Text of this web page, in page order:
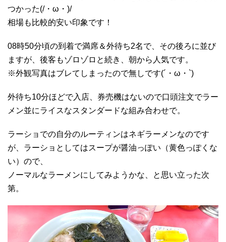
つかった(/・ω・)/
相場も比較的安い印象です！
08時50分頃の到着で満席＆外待ち2名で、その後ろに並び
ますが、後客もゾロゾロと続き、朝から人気です。
※外観写真はブレてしまったので無しです(´・ω・`)
外待ち10分ほどで入店、券売機はないので口頭注文でラー
メン並にライスなスタンダードな組み合わせで。
ラーショでの自分のルーティンはネギラーメンなのです
が、ラーショとしてはスープが醤油っぽい（黄色っぽくな
い）ので、
ノーマルなラーメンにしてみようかな、と思い立った次
第。